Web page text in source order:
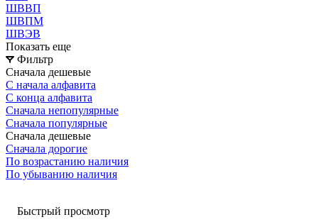
ШВВП
ШВПМ
ШВЭВ
Показать еще
Фильтр
Сначала дешевые
С начала алфавита
С конца алфавита
Сначала непопулярные
Сначала популярные
Сначала дешевые
Сначала дорогие
По возрастанию наличия
По убыванию наличия
Быстрый просмотр